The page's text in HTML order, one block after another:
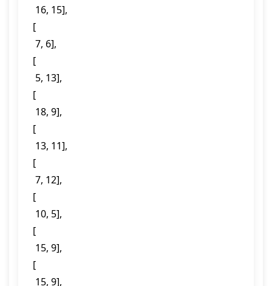
  16, 15],
[
  7, 6],
[
  5, 13],
[
  18, 9],
[
  13, 11],
[
  7, 12],
[
  10, 5],
[
  15, 9],
[
  15, 9],